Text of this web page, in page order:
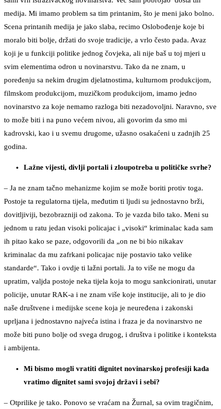
medija. Mi imamo problem sa tim printanim, što je meni jako bolno.
Scena printanih medija je jako slaba, recimo Oslobođenje koje bi
moralo biti bolje, držati do svoje tradicije, a vrlo često pada. Avaz
koji je u funkciji politike jednog čovjeka, ali nije baš u toj mjeri u
svim elementima odron u novinarstvu. Tako da ne znam, u
poređenju sa nekim drugim djelatnostima, kulturnom produkcijom,
filmskom produkcijom, muzičkom produkcijom, imamo jedno
novinarstvo za koje nemamo razloga biti nezadovoljni. Naravno, sve
to može biti i na puno većem nivou, ali govorim da smo mi
kadrovski, kao i u svemu drugome, užasno osakaćeni u zadnjih 25
godina.
Lažne vijesti, divlji portali i zloupotreba u političke svrhe?
– Ja ne znam tačno mehanizme kojim se može boriti protiv toga.
Postoje ta regulatorna tijela, međutim ti ljudi su jednostavno brži,
dovitljiviji, bezobrazniji od zakona. To je vazda bilo tako. Meni su
jednom u ratu jedan visoki policajac i „visoki“ kriminalac kada sam
ih pitao kako se paze, odgovorili da „on ne bi bio nikakav
kriminalac da mu zafrkani policajac nije postavio tako velike
standarde“. Tako i ovdje ti lažni portali. Ja to više ne mogu da
upratim, valjda postoje neka tijela koja to mogu sankcionirati, unutar
policije, unutar RAK-a i ne znam više koje institucije, ali to je dio
naše društvene i medijske scene koja je neuređena i zakonski
uprljana i jednostavno najveća istina i fraza je da novinarstvo ne
može biti puno bolje od svega drugog, i društva i politike i konteksta
i ambijenta.
Mi bismo mogli vratiti dignitet novinarskoj profesiji kada
vratimo dignitet sami svojoj državi i sebi?
– Otprilike je tako. Ponovo se vraćam na Žurnal, sa ovim tragičnim,